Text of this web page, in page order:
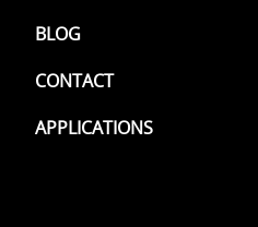
BLOG
CONTACT
APPLICATIONS